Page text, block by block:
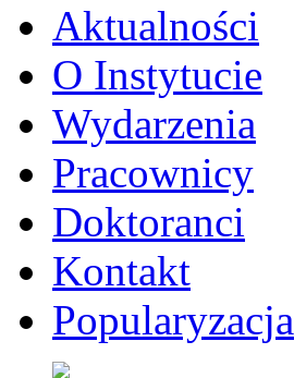
Aktualności
O Instytucie
Wydarzenia
Pracownicy
Doktoranci
Kontakt
Popularyzacja